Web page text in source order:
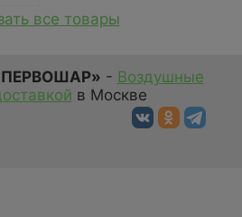
все товары
- Воздушные
в Москве